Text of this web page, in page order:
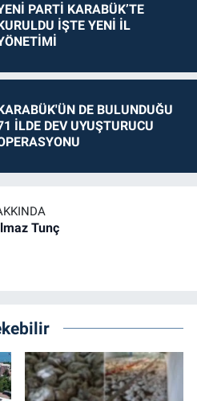
PARTİ KARABÜK’TE
İŞTE YENİ İL
DE BULUNDUĞU
İLDE DEV UYUŞTURUCU
Tunç